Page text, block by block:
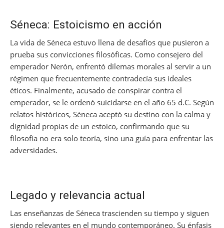
Séneca: Estoicismo en acción
La vida de Séneca estuvo llena de desafíos que pusieron a
prueba sus convicciones filosóficas. Como consejero del
emperador Nerón, enfrentó dilemas morales al servir a un
régimen que frecuentemente contradecía sus ideales
éticos. Finalmente, acusado de conspirar contra el
emperador, se le ordenó suicidarse en el año 65 d.C. Según
relatos históricos, Séneca aceptó su destino con la calma y
dignidad propias de un estoico, confirmando que su
filosofía no era solo teoría, sino una guía para enfrentar las
adversidades.
Legado y relevancia actual
Las enseñanzas de Séneca trascienden su tiempo y siguen
siendo relevantes en el mundo contemporáneo. Su énfasis